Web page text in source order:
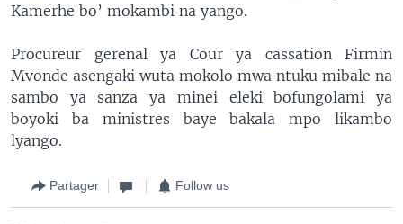
Kamerhe bo’ mokambi na yango.
Procureur gerenal ya Cour ya cassation Firmin
Mvonde asengaki wuta mokolo mwa ntuku mibale na
sambo ya sanza ya minei eleki bofungolami ya
boyoki ba ministres baye bakala mpo likambo
lyango.
Partager Follow us